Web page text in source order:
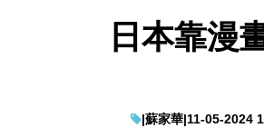
日本靠漫
|蘇家華|11-05-2024